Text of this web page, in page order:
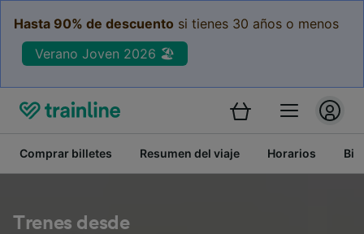
Hasta 90% de descuento si tienes 30 años o menos
Verano Joven 2026 🏖️
Comprar billetes Resumen del viaje Horarios
Trenes desde